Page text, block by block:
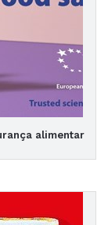
alimentar